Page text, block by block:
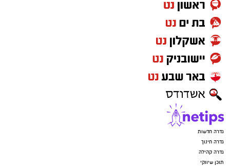
גדרה חדשות
גדרה חינוך
גדרה קהילה
תוכן שיווקי